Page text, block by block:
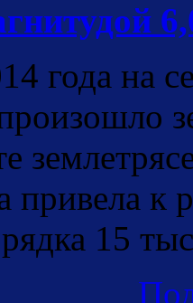
года на
привела
15